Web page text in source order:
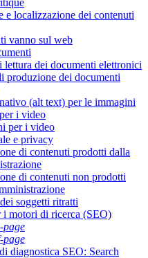
e localizzazione dei contenuti
vanno sul web
lettura dei documenti elettronici
produzione dei documenti
(alt text) per le immagini
i video
per i video
e privacy
di contenuti prodotti dalla
di contenuti non prodotti
soggetti ritratti
i motori di ricerca (SEO)
page
page
diagnostica SEO: Search